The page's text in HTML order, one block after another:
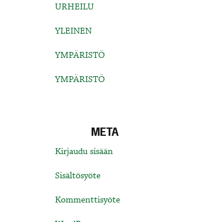
URHEILU
YLEINEN
YMPÄRISTÖ
YMPÄRISTÖ
META
Kirjaudu sisään
Sisältösyöte
Kommenttisyöte